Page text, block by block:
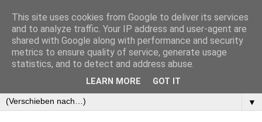
▼
This site uses cookies from Google to deliver its services
and to analyze traffic. Your IP address and user-agent are
shared with Google along with performance and security
metrics to ensure quality of service, generate usage
statistics, and to detect and address abuse.
LEARN MORE GOT IT